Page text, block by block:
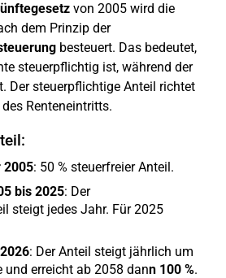
von 2005 wird die
dem Prinzip der
besteuert. Das bedeutet,
steuerpflichtig ist, während der
Der steuerpflichtige Anteil richtet
Renteneintritts.
2005: 50 % steuerfreier Anteil.
bis 2025: Der
steigt jedes Jahr. Für 2025
: Der Anteil steigt jährlich um
und erreicht ab 2058 dann 100 %.